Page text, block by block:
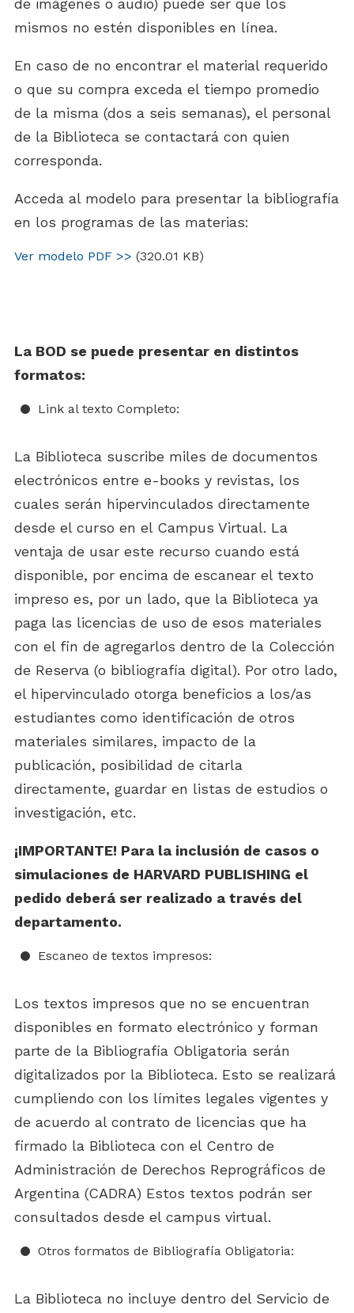
de imágenes o audio) puede ser que los
mismos no estén disponibles en línea.
En caso de no encontrar el material requerido
o que su compra exceda el tiempo promedio
de la misma (dos a seis semanas), el personal
de la Biblioteca se contactará con quien
corresponda.
Acceda al modelo para presentar la bibliografía
en los programas de las materias:
Ver modelo PDF >> (320.01 KB)
La BOD se puede presentar en distintos
formatos:
Link al texto Completo:
La Biblioteca suscribe miles de documentos
electrónicos entre e-books y revistas, los
cuales serán hipervinculados directamente
desde el curso en el Campus Virtual. La
ventaja de usar este recurso cuando está
disponible, por encima de escanear el texto
impreso es, por un lado, que la Biblioteca ya
paga las licencias de uso de esos materiales
con el fin de agregarlos dentro de la Colección
de Reserva (o bibliografía digital). Por otro lado,
el hipervinculado otorga beneficios a los/as
estudiantes como identificación de otros
materiales similares, impacto de la
publicación, posibilidad de citarla
directamente, guardar en listas de estudios o
investigación, etc.
¡IMPORTANTE! Para la inclusión de casos o
simulaciones de HARVARD PUBLISHING el
pedido deberá ser realizado a través del
departamento.
Escaneo de textos impresos:
Los textos impresos que no se encuentran
disponibles en formato electrónico y forman
parte de la Bibliografía Obligatoria serán
digitalizados por la Biblioteca. Esto se realizará
cumpliendo con los límites legales vigentes y
de acuerdo al contrato de licencias que ha
firmado la Biblioteca con el Centro de
Administración de Derechos Reprográficos de
Argentina (CADRA) Estos textos podrán ser
consultados desde el campus virtual.
Otros formatos de Bibliografía Obligatoria:
La Biblioteca no incluye dentro del Servicio de